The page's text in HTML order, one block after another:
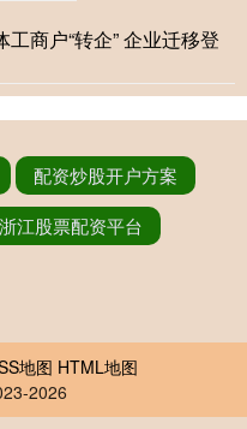
商户“转企” 企业迁移登
配资炒股开户方案
浙江股票配资平台
地图 HTML地图
2026